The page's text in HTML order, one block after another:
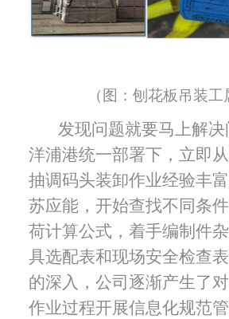
（图：刨花板吊装工
发现问题就要马上解
洋浦港统一部署下，立即
抽调码头装卸作业经验丰
苏应能，开始查找不同条
荷计算公式，着手编制件
具选配表和现场安全检查
的深入，公司逐渐产生了
作业过程开展信息化规范